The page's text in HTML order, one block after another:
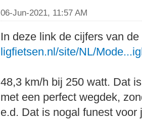
06-Jun-2021, 11:57 AM
In deze link de cijfers van
ligfietsen.nl/site/NL/
48,3 km/h bij 250 watt. Dat
met een perfect wegdek,
e.d. Dat is nogal funest voor